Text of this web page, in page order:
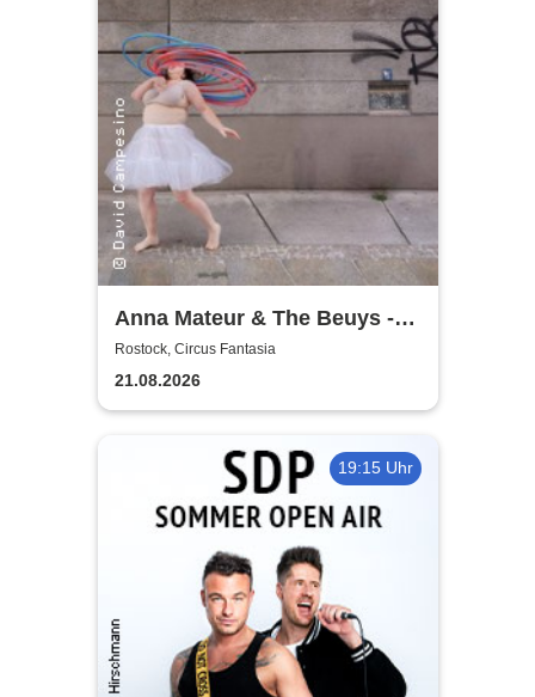
Anna Mateur & The Beuys -
Kaoshüter
Rostock, Circus Fantasia
21.08.2026
19:15 Uhr